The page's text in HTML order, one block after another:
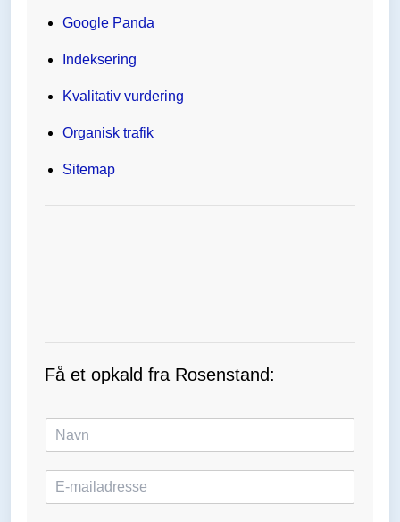
Google Panda
Indeksering
Kvalitativ vurdering
Organisk trafik
Sitemap
Få et opkald fra Rosenstand: